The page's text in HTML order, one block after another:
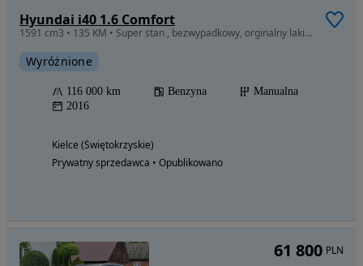
Hyundai i40 1.6 Comfort
1591 cm3 • 135 KM • Super stan , bezwypadkowy, orginalny lakier, po serwisie
Wyróżnione
116 000 km Benzyna
Manualna
2016
Kielce (Świętokrzyskie)
Prywatny sprzedawca • Opublikowano
61 800 PLN